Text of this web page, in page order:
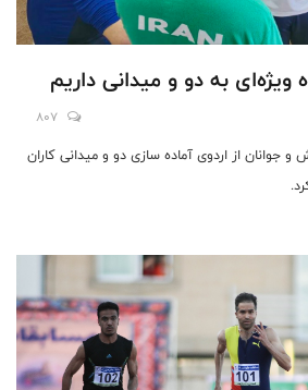
ویژه‌ای به دو و میدانی داریم
807
و جوانان از اردوی آماده سازی دو و میدانی کاران